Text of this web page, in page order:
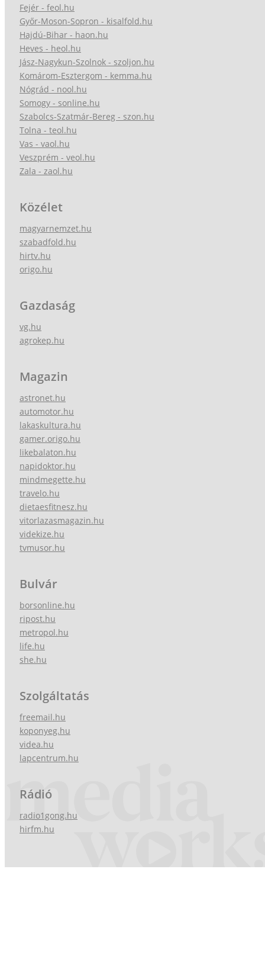
Fejér - feol.hu
Győr-Moson-Sopron - kisalfold.hu
Hajdú-Bihar - haon.hu
Heves - heol.hu
Jász-Nagykun-Szolnok - szoljon.hu
Komárom-Esztergom - kemma.hu
Nógrád - nool.hu
Somogy - sonline.hu
Szabolcs-Szatmár-Bereg - szon.hu
Tolna - teol.hu
Vas - vaol.hu
Veszprém - veol.hu
Zala - zaol.hu
Közélet
magyarnemzet.hu
szabadfold.hu
hirtv.hu
origo.hu
Gazdaság
vg.hu
agrokep.hu
Magazin
astronet.hu
automotor.hu
lakaskultura.hu
gamer.origo.hu
likebalaton.hu
napidoktor.hu
mindmegette.hu
travelo.hu
dietaesfitnesz.hu
vitorlazasmagazin.hu
videkize.hu
tvmusor.hu
Bulvár
borsonline.hu
ripost.hu
metropol.hu
life.hu
she.hu
Szolgáltatás
freemail.hu
koponyeg.hu
videa.hu
lapcentrum.hu
Rádió
radio1gong.hu
hirfm.hu